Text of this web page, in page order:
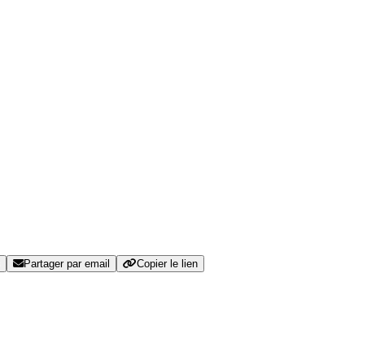
Partager par email Copier le lien